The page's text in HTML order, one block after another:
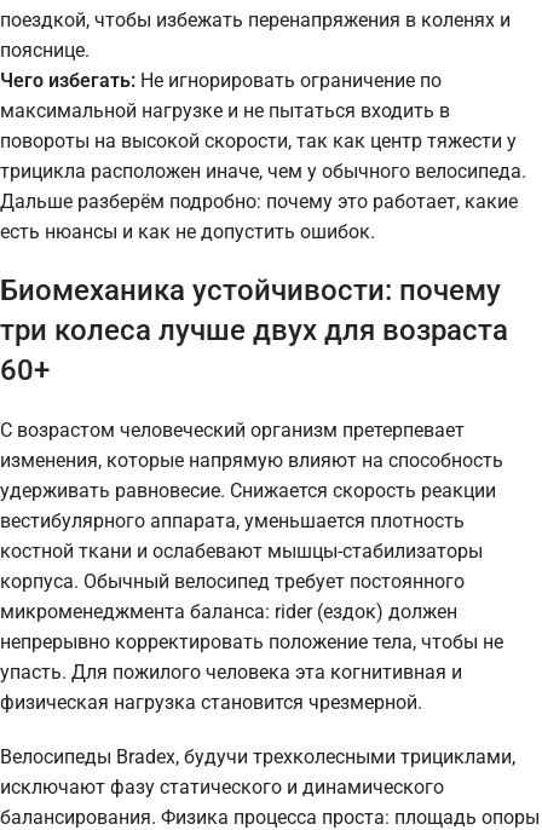
поездкой, чтобы избежать перенапряжения в коленях и
пояснице.
Чего избегать: Не игнорировать ограничение по
максимальной нагрузке и не пытаться входить в
повороты на высокой скорости, так как центр тяжести у
трицикла расположен иначе, чем у обычного велосипеда.
Дальше разберём подробно: почему это работает, какие
есть нюансы и как не допустить ошибок.
Биомеханика устойчивости: почему
три колеса лучше двух для возраста
60+
С возрастом человеческий организм претерпевает
изменения, которые напрямую влияют на способность
удерживать равновесие. Снижается скорость реакции
вестибулярного аппарата, уменьшается плотность
костной ткани и ослабевают мышцы-стабилизаторы
корпуса. Обычный велосипед требует постоянного
микроменеджмента баланса: rider (ездок) должен
непрерывно корректировать положение тела, чтобы не
упасть. Для пожилого человека эта когнитивная и
физическая нагрузка становится чрезмерной.
Велосипеды Bradex, будучи трехколесными трициклами,
исключают фазу статического и динамического
балансирования. Физика процесса проста: площадь опоры